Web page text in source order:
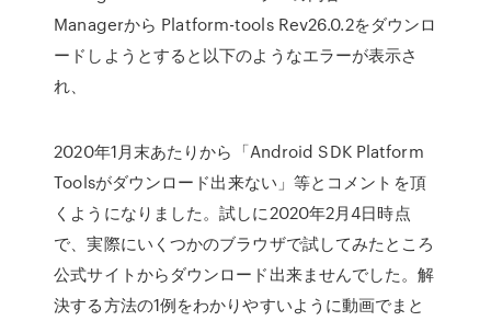
Managerから Platform-tools Rev26.0.2をダウンロ
ードしようとすると以下のようなエラーが表示さ
れ、
2020年1月末あたりから「Android SDK Platform
Toolsがダウンロード出来ない」等とコメントを頂
くようになりました。試しに2020年2月4日時点
で、実際にいくつかのブラウザで試してみたところ
公式サイトからダウンロード出来ませんでした。解
決する方法の1例をわかりやすいように動画でまと